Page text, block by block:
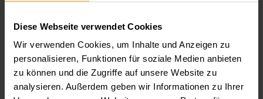
Diese Webseite verwendet Cookies
Wir verwenden Cookies, um Inhalte und Anzeigen zu
personalisieren, Funktionen für soziale Medien anbieten
zu können und die Zugriffe auf unsere Website zu
analysieren. Außerdem geben wir Informationen zu Ihrer